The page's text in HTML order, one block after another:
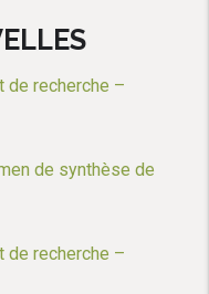
de recherche –
de synthèse de
de recherche –